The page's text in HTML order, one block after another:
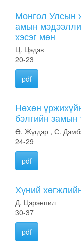
Монгол Улсын
амын
хэсэг мөн
Ц. Цэдэв
20-23
pdf
Нөхөн
бэлгийн замын
Ө. Жүгдэр , С.
24-29
pdf
Хүний
Д. Цэрэнпил
30-37
pdf